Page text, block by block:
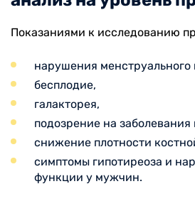
Показаниями к исследованию
нарушения менструального
бесплодие,
галакторея,
подозрение на заболевания
снижение плотности
симптомы гипотиреоза и
функции у мужчин.